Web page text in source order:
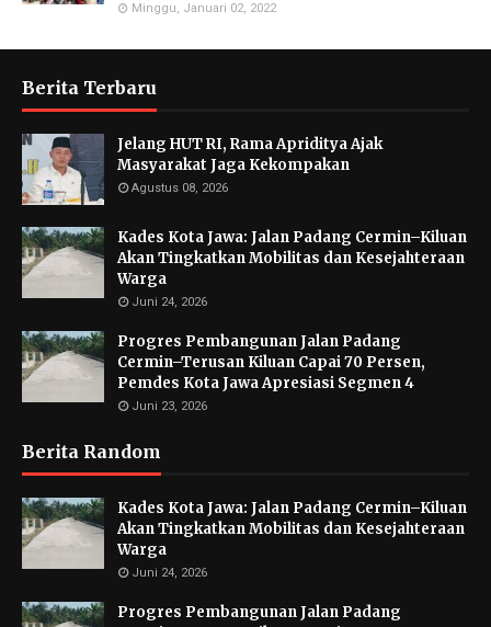
Minggu, Januari 02, 2022
Berita Terbaru
Jelang HUT RI, Rama Apriditya Ajak
Masyarakat Jaga Kekompakan
Agustus 08, 2026
Kades Kota Jawa: Jalan Padang Cermin–Kiluan
Akan Tingkatkan Mobilitas dan Kesejahteraan
Warga
Juni 24, 2026
Progres Pembangunan Jalan Padang
Cermin–Terusan Kiluan Capai 70 Persen,
Pemdes Kota Jawa Apresiasi Segmen 4
Juni 23, 2026
Berita Random
Kades Kota Jawa: Jalan Padang Cermin–Kiluan
Akan Tingkatkan Mobilitas dan Kesejahteraan
Warga
Juni 24, 2026
Progres Pembangunan Jalan Padang